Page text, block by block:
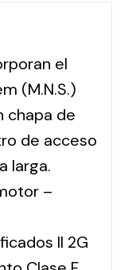
el
(M.N.S.)
chapa de
de acceso
larga.
–
II 2G